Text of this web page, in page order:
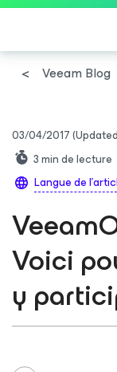
Veeam Blog
03/04/2017
3min de lecture
Langue de
Voici
y